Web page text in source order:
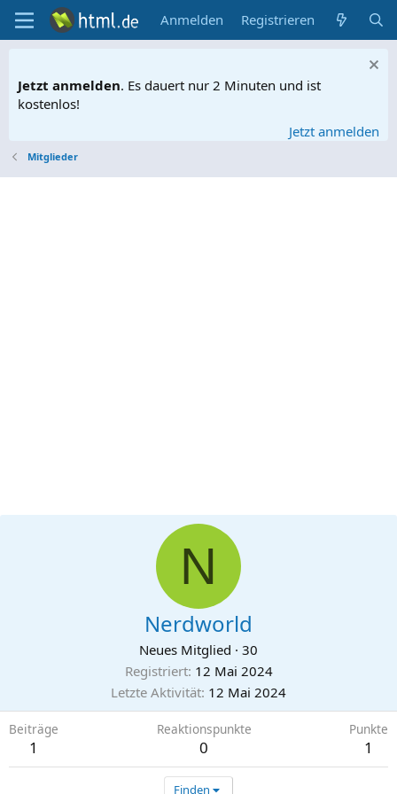
Anmelden Registrieren
Jetzt anmelden. Es dauert nur 2 Minuten und ist
kostenlos!
Jetzt anmelden
Mitglieder
N
Nerdworld
Neues Mitglied · 30
Registriert 12 Mai 2024
Letzte Aktivität 12 Mai 2024
Beiträge
1
Reaktionspunkte
0
Punkte
1
Finden